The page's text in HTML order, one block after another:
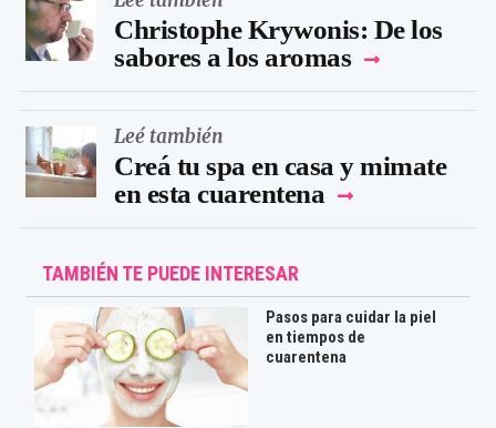
Christophe Krywonis: De los
sabores a los aromas
Leé también
Creá tu spa en casa y mimate
en esta cuarentena
TAMBIÉN TE PUEDE INTERESAR
Pasos para cuidar la piel
en tiempos de
cuarentena